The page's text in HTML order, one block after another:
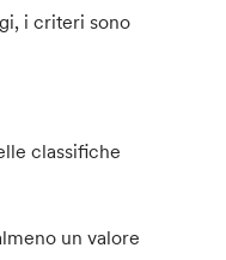
i criteri sono
classifiche
un valore